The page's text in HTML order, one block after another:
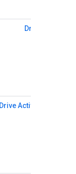
Drive API
Drive Activity API